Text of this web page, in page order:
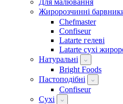
Жиророзчинні
Chefmaster
Confiseur
Latarte гелеві
Latarte сухі
Натуральні
Bright Foods
Пастоподібні
Confiseur
Сухі